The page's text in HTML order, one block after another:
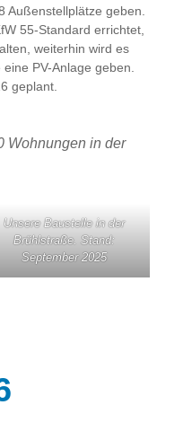
Außenstellplätze geben.
55-Standard errichtet,
weiterhin wird es
PV-Anlage geben.
geplant.
Wohnungen in der
Unsere Baustelle in der
Brühlstraße. Stand:
September 2025